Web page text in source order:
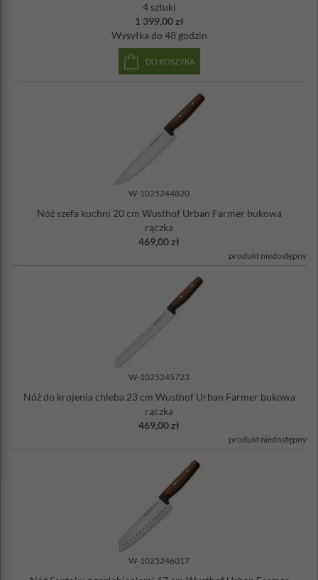
4 sztuki
1 399,00 zł
Wysyłka do 48 godzin
DO KOSZYKA
W-1025244820
Nóż szefa kuchni 20 cm Wusthof Urban Farmer bukowa
rączka
469,00 zł
produkt niedostępny
W-1025245723
Nóż do krojenia chleba 23 cm Wusthof Urban Farmer bukowa
rączka
469,00 zł
produkt niedostępny
W-1025246017